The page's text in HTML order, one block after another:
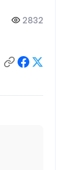
2832